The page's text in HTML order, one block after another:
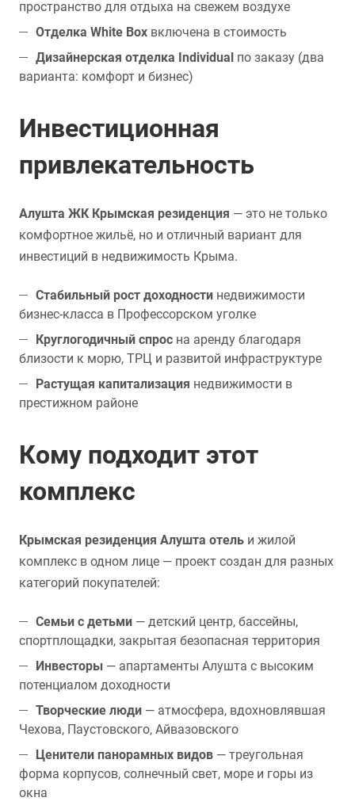
пространство для отдыха на свежем воздухе
Отделка White Box включена в стоимость
Дизайнерская отделка Individual по заказу (два
варианта: комфорт и бизнес)
Инвестиционная
привлекательность
Алушта ЖК Крымская резиденция — это не только
комфортное жильё, но и отличный вариант для
инвестиций в недвижимость Крыма.
Стабильный рост доходности недвижимости
бизнес-класса в Профессорском уголке
Круглогодичный спрос на аренду благодаря
близости к морю, ТРЦ и развитой инфраструктуре
Растущая капитализация недвижимости в
престижном районе
Кому подходит этот
комплекс
Крымская резиденция Алушта отель и жилой
комплекс в одном лице — проект создан для разных
категорий покупателей:
Семьи с детьми — детский центр, бассейны,
спортплощадки, закрытая безопасная территория
Инвесторы — апартаменты Алушта с высоким
потенциалом доходности
Творческие люди — атмосфера, вдохновлявшая
Чехова, Паустовского, Айвазовского
Ценители панорамных видов — треугольная
форма корпусов, солнечный свет, море и горы из
окна